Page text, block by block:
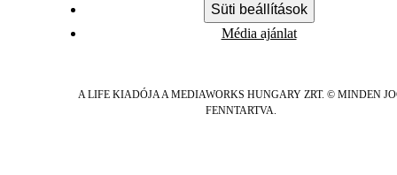
Süti beállítások
Média ajánlat
A LIFE KIADÓJA A MEDIAWORKS HUNGARY ZRT. © MINDEN
FENNTARTVA.